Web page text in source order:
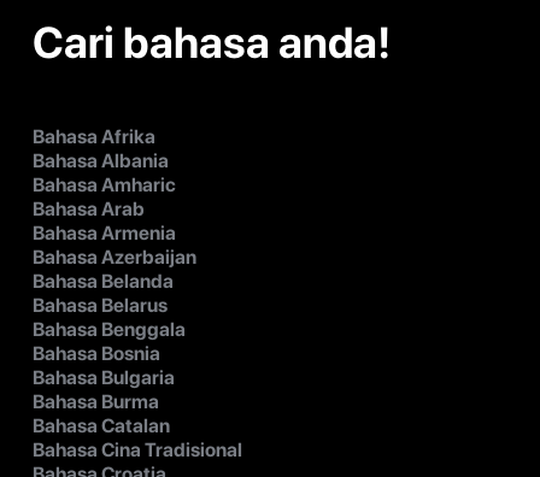
Cari bahasa anda!
Bahasa Afrika
Bahasa Albania
Bahasa Amharic
Bahasa Arab
Bahasa Armenia
Bahasa Azerbaijan
Bahasa Belanda
Bahasa Belarus
Bahasa Benggala
Bahasa Bosnia
Bahasa Bulgaria
Bahasa Burma
Bahasa Catalan
Bahasa Cina Tradisional